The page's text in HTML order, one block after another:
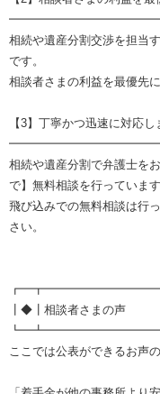
相続や遺産分割交渉を担当
です。
相談者さまの利益を最優先
【3】丁寧かつ迅速に対応し
相続や遺産分割で弁護士を
で】無料相談を行っています
飛び込みでの無料相談は行
さい。
┃◆┃相談者さまの声
ここでは公表ができるお声